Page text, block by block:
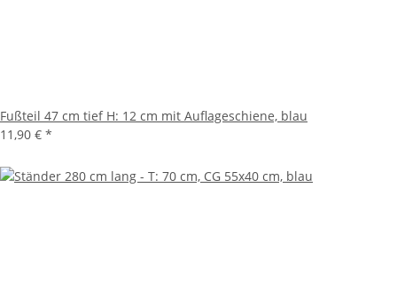
Fußteil 47 cm tief H: 12 cm mit Auflageschiene, blau
11,90 € *